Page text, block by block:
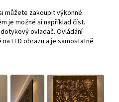
můžete zakoupit výkonné
je možné si například číst.
ovladač. Ovládání
LED obrazu a je samostatně